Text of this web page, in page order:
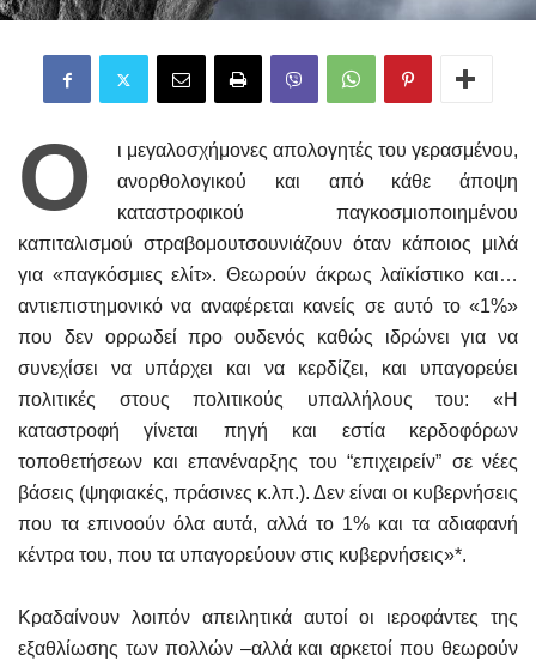
Ο
ι μεγαλοσχήμονες απολογητές του γερασμένου,
ανορθολογικού και από κάθε άποψη
καταστροφικού παγκοσμιοποιημένου
καπιταλισμού στραβομουτσουνιάζουν όταν κάποιος μιλά
για «παγκόσμιες ελίτ». Θεωρούν άκρως λαϊκίστικο και…
αντιεπιστημονικό να αναφέρεται κανείς σε αυτό το «1%»
που δεν ορρωδεί προ ουδενός καθώς ιδρώνει για να
συνεχίσει να υπάρχει και να κερδίζει, και υπαγορεύει
πολιτικές στους πολιτικούς υπαλλήλους του: «Η
καταστροφή γίνεται πηγή και εστία κερδοφόρων
τοποθετήσεων και επανέναρξης του “επιχειρείν” σε νέες
βάσεις (ψηφιακές, πράσινες κ.λπ.). Δεν είναι οι κυβερνήσεις
που τα επινοούν όλα αυτά, αλλά το 1% και τα αδιαφανή
κέντρα του, που τα υπαγορεύουν στις κυβερνήσεις»*.
Κραδαίνουν λοιπόν απειλητικά αυτοί οι ιεροφάντες της
εξαθλίωσης των πολλών –αλλά και αρκετοί που θεωρούν